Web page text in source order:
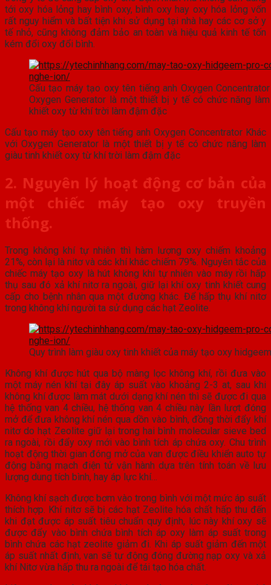
tới oxy hóa lỏng hay bình oxy, bình oxy hay oxy hóa lỏng vốn
rất nguy hiểm và bất tiện khi sử dụng tại nhà hay các cơ sở y
tế nhỏ, cũng không đảm bảo an toàn và hiệu quả kinh tế tốn
kém đổi oxy đổi bình.
Cấu tạo máy tạo oxy tên tiếng anh Oxygen
Oxygen Generator là một thiết bị y tế có chức năng
khiết oxy từ khí trời làm đậm đặc
Cấu tạo máy tạo oxy tên tiếng anh Oxygen Concentrator Khác
với Oxygen Generator là một thiết bị y tế có chức năng làm
giàu tinh khiết oxy từ khí trời làm đậm đặc
2. Nguyên lý hoạt động cơ bản của
một chiếc máy tạo oxy truyền
thống.
Trong không khí tự nhiên thì hàm lượng oxy chiếm khoảng
21%, còn lại là nitơ và các khí khác chiếm 79%. Nguyên tắc của
chiếc máy tạo oxy là hút không khí tự nhiên vào máy rồi hấp
thụ sau đó xả khí nitơ ra ngoài, giữ lại khí oxy tinh khiết cung
cấp cho bệnh nhân qua một đường khác. Để hấp thụ khí nitơ
trong không khí người ta sử dụng các hạt Zeolite.
Quy trình làm giàu oxy tinh khiết của máy tạo oxy
Không khí được hút qua bộ màng lọc không khí, rồi đưa vào
một máy nén khí tại đây áp suất vào khoảng 2-3 at, sau khi
không khí được làm mát dưới dạng khí nén thì sẽ được đi qua
hệ thống van 4 chiều, hệ thống van 4 chiều này lần lượt đóng
mở để đưa không khí nén qua dồn vào bình, đồng thời đẩy khí
nitơ do hạt Zeolite giữ lại trong hai bình molecular sieve bed
ra ngoài, rồi đẩy oxy mới vào bình tích áp chứa oxy. Chu trình
hoạt động thời gian đóng mở của van được điều khiển auto tự
động bằng mạch điện tử vận hành dựa trên tính toán về lưu
lượng dung tích bình, hay áp lực khí…
Không khí sạch được bơm vào trong bình với một mức áp suất
thích hợp. Khí nitơ sẽ bị các hạt Zeolite hóa chất hấp thu đến
khi đạt được áp suất tiêu chuẩn quy định, lúc này khí oxy sẽ
được đẩy vào bình chứa bình tích áp oxy làm áp suất trong
bình chứa các hạt zeolite giảm đi. Khi áp suất giảm đến một
áp suất nhất định, van sẽ tự động đóng đường nạp oxy và xả
khí Nitơ vừa hấp thu ra ngoài để tái tạo hóa chất.